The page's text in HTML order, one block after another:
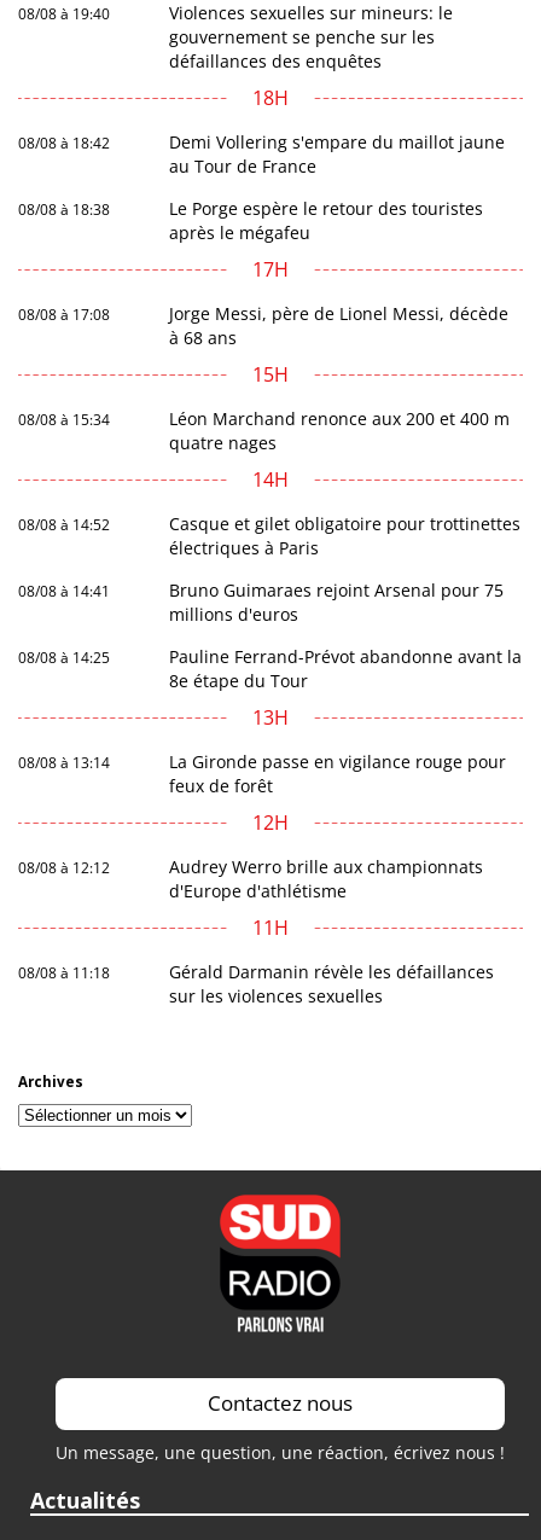
08/08 à 19:40
Violences sexuelles sur mineurs: le
gouvernement se penche sur les
défaillances des enquêtes
18H
08/08 à 18:42
Demi Vollering s'empare du maillot jaune
au Tour de France
08/08 à 18:38
Le Porge espère le retour des touristes
après le mégafeu
17H
08/08 à 17:08
Jorge Messi, père de Lionel Messi, décède
à 68 ans
15H
08/08 à 15:34
Léon Marchand renonce aux 200 et 400 m
quatre nages
14H
08/08 à 14:52
Casque et gilet obligatoire pour trottinettes
électriques à Paris
08/08 à 14:41
Bruno Guimaraes rejoint Arsenal pour 75
millions d'euros
08/08 à 14:25
Pauline Ferrand-Prévot abandonne avant la
8e étape du Tour
13H
08/08 à 13:14
La Gironde passe en vigilance rouge pour
feux de forêt
12H
08/08 à 12:12
Audrey Werro brille aux championnats
d'Europe d'athlétisme
11H
08/08 à 11:18
Gérald Darmanin révèle les défaillances
sur les violences sexuelles
Archives
Archives
Contactez nous
Un message, une question, une réaction, écrivez nous !
Actualités